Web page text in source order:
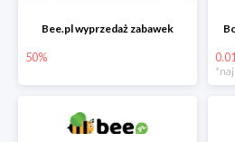
Bee.pl wyprzedaż zabawek
50%